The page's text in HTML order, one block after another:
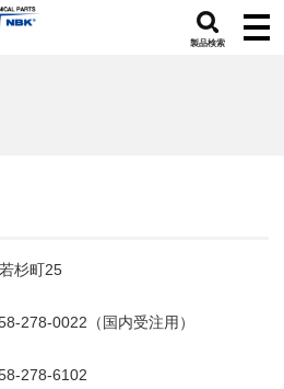
製品検索
杉町25
278-0022（国内受注用）
278-6102